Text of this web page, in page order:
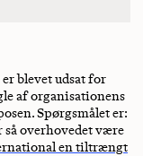
blevet udsat for
af organisationens
Spørgsmålet er:
så overhovedet være
en tiltrængt